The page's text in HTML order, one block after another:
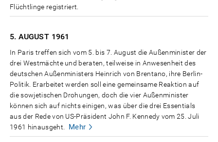
Flüchtlinge registriert.
5. AUGUST 1961
In Paris treffen sich vom 5. bis 7. August die Außenminister der
drei Westmächte und beraten, teilweise in Anwesenheit des
deutschen Außenministers Heinrich von Brentano, ihre Berlin-
Politik. Erarbeitet werden soll eine gemeinsame Reaktion auf
die sowjetischen Drohungen, doch die vier Außenminister
können sich auf nichts einigen, was über die drei Essentials
aus der Rede von US-Präsident John F. Kennedy vom 25. Juli
1961 hinausgeht.
Mehr